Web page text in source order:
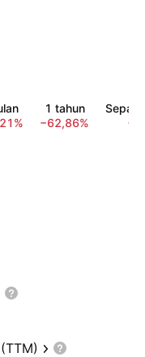
1 tahun
−62,86%